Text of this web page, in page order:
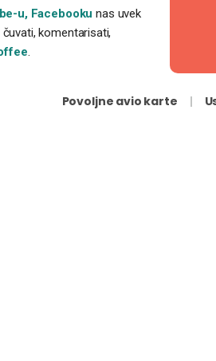
u, Facebookunas uvek
komentarisati,
.
Povoljne avio karte